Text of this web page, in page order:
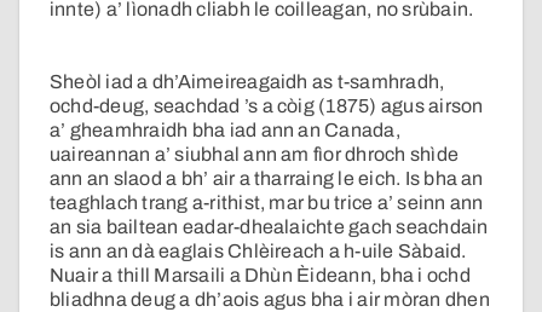
innte) a’ lìonadh cliabh le coilleagan, no srùbain.
Sheòl iad a dh’Aimeireagaidh as t-samhradh,
ochd-deug, seachdad ’s a còig (1875) agus airson
a’ gheamhraidh bha iad ann an Canada,
uaireannan a’ siubhal ann am fìor dhroch shìde
ann an slaod a bh’ air a tharraing le eich. Is bha an
teaghlach trang a-rithist, mar bu trice a’ seinn ann
an sia bailtean eadar-dhealaichte gach seachdain
is ann an dà eaglais Chlèireach a h-uile Sàbaid.
Nuair a thill Marsaili a Dhùn Èideann, bha i ochd
bliadhna deug a dh’aois agus bha i air mòran dhen